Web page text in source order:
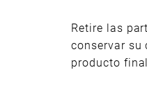
Retire las
conservar su
producto